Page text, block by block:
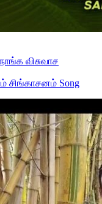
விசுவாச
சிங்காசனம் Song